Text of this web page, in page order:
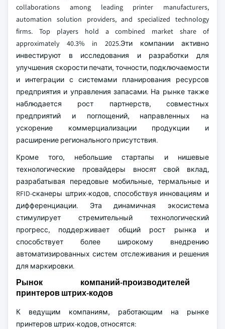
collaborations among leading printer manufacturers,
automation solution providers, and specialized technology
firms. Top players hold a combined market share of
approximately 40.3% in 2025.Эти компании активно
инвестируют в исследования и разработки для
улучшения скорости печати, точности, подключаемости
и интеграции с системами планирования ресурсов
предприятия и управления запасами. На рынке также
наблюдается рост партнерств, совместных
предприятий и поглощений, направленных на
ускорение коммерциализации продукции и
расширение регионального присутствия.
Кроме того, небольшие стартапы и нишевые
технологические провайдеры вносят свой вклад,
разрабатывая передовые мобильные, термальные и
RFID-сканеры штрих-кодов, способствуя инновациям и
дифференциации. Эта динамичная экосистема
стимулирует стремительный технологический
прогресс, поддерживает общий рост рынка и
способствует более широкому внедрению
автоматизированных систем отслеживания и решения
для маркировки.
Рынок компаний-производителей
принтеров штрих-кодов
К ведущим компаниям, работающим на рынке
принтеров штрих-кодов, относятся: